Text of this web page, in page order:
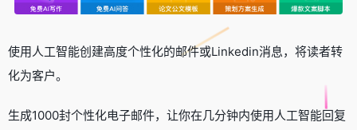
使用人工智能创建高度个性化的邮件或Linkedin消息，将读者转
化为客户。
生成1000封个性化电子邮件，让你在几分钟内使用人工智能回复